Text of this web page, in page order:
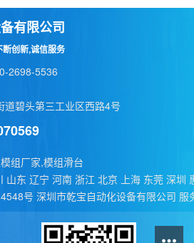
有限公司
创新,诚信服务
2698-5536
碧头第三工业区西路4号
组厂家,模组滑台
山东 辽宁 河南 浙江 北京 上海 东莞 深圳
号 深圳市乾宝自动化设备有限公司 服